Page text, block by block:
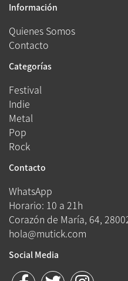
Información
Quienes Somos
Contacto
Categorías
Festival
Indie
Metal
Pop
Rock
Contacto
WhatsApp
Horario: 10 a 21h
Corazón de María, 64,
hola@mutick.com
Social Media